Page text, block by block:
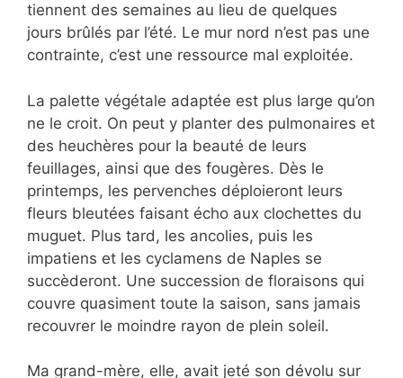
tiennent des semaines au lieu de quelques
jours brûlés par l’été. Le mur nord n’est pas une
contrainte, c’est une ressource mal exploitée.
La palette végétale adaptée est plus large qu’on
ne le croit. On peut y planter des pulmonaires et
des heuchères pour la beauté de leurs
feuillages, ainsi que des fougères. Dès le
printemps, les pervenches déploieront leurs
fleurs bleutées faisant écho aux clochettes du
muguet. Plus tard, les ancolies, puis les
impatiens et les cyclamens de Naples se
succèderont. Une succession de floraisons qui
couvre quasiment toute la saison, sans jamais
recouvrer le moindre rayon de plein soleil.
Ma grand-mère, elle, avait jeté son dévolu sur